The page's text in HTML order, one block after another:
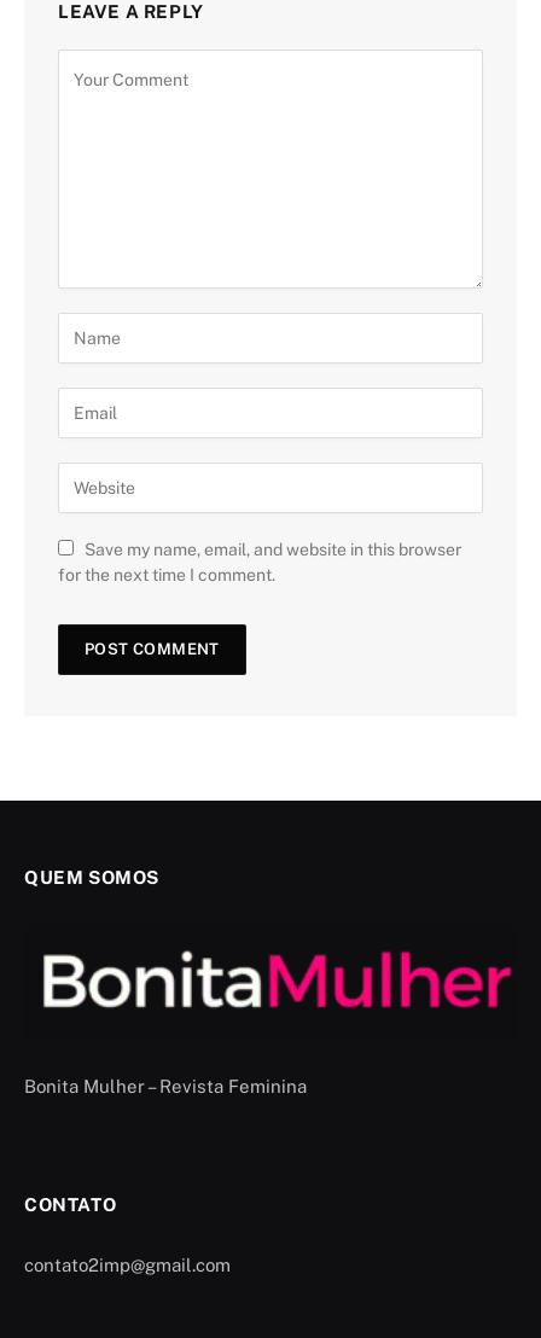
LEAVE A REPLY
Save my name, email, and website in this browser
for the next time I comment.
QUEM SOMOS
Bonita Mulher – Revista Feminina
CONTATO
contato2imp@gmail.com